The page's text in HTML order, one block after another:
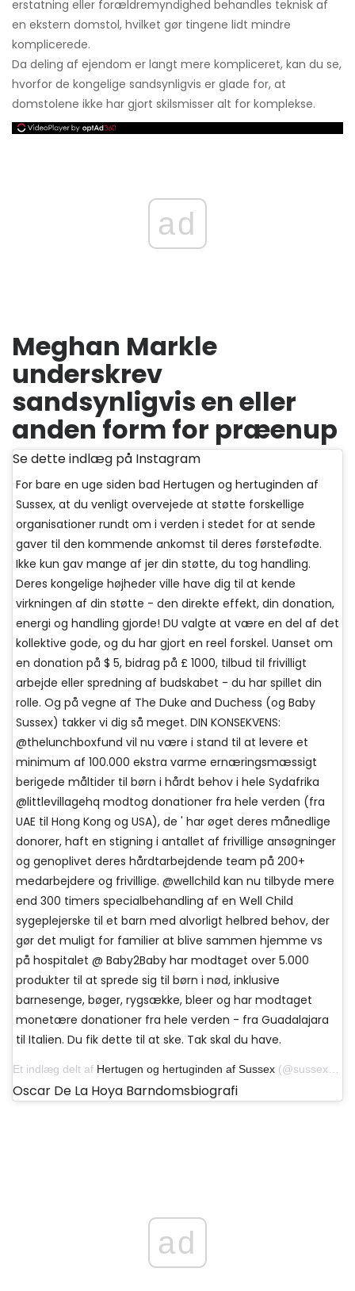
erstatning eller forældremyndighed behandles teknisk af
en ekstern domstol, hvilket gør tingene lidt mindre
komplicerede.
Da deling af ejendom er langt mere kompliceret, kan du se,
hvorfor de kongelige sandsynligvis er glade for, at
domstolene ikke har gjort skilsmisser alt for komplekse.
ad
Meghan Markle
underskrev
sandsynligvis en eller
anden form for præenup
Se dette indlæg på Instagram
For bare en uge siden bad Hertugen og hertuginden af ​​
Sussex, at du venligt overvejede at støtte forskellige
organisationer rundt om i verden i stedet for at sende
gaver til den kommende ankomst til deres førstefødte.
Ikke kun gav mange af jer din støtte, du tog handling.
Deres kongelige højheder ville have dig til at kende
virkningen af ​​din støtte - den direkte effekt, din donation,
energi og handling gjorde! DU valgte at være en del af det
kollektive gode, og du har gjort en reel forskel. Uanset om
en donation på $ 5, bidrag på £ 1000, tilbud til frivilligt
arbejde eller spredning af budskabet - du har spillet din
rolle. Og på vegne af The Duke and Duchess (og Baby
Sussex) takker vi dig så meget. DIN KONSEKVENS:
@thelunchboxfund vil nu være i stand til at levere et
minimum af 100.000 ekstra varme ernæringsmæssigt
berigede måltider til børn i hårdt behov i hele Sydafrika
@littlevillagehq modtog donationer fra hele verden (fra
UAE til Hong Kong og USA), de ' har øget deres månedlige
donorer, haft en stigning i antallet af frivillige ansøgninger
og genoplivet deres hårdtarbejdende team på 200+
medarbejdere og frivillige. @wellchild kan nu tilbyde mere
end 300 timers specialbehandling af en Well Child
sygeplejerske til et barn med alvorligt helbred behov, der
gør det muligt for familier at blive sammen hjemme vs
på hospitalet @ Baby2Baby har modtaget over 5.000
produkter til at sprede sig til børn i nød, inklusive
barnesenge, bøger, rygsække, bleer og har modtaget
monetære donationer fra hele verden - fra Guadalajara
til Italien. Du fik dette til at ske. Tak skal du have.
Et indlæg delt af Hertugen og hertuginden af ​​Sussex (@sussexroyal) den 15. april 2019 kl. 6:51 PDT
Oscar De La Hoya Barndomsbiografi
ad